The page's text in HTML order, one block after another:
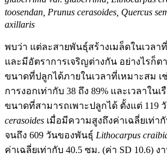
toosendan, Prunus cerasoides, Quercus
axillaris
พบว่า แต่ละสายพันธุ์สร้างเมล็ดในเวลา
และมีอัตราการเจริญต่างกัน อย่างไรก็
ขนาดที่ปลูกได้ภายในเวลาที่เหมาะสม เ
การงอกเท่ากับ 38 ถึง 89% และเวลาใน
ขนาดที่สามารถเพาะปลูกได้ ตั้งแต่ 119
cerasoides เมื่อมีความสูงถึงค่าเฉลี่ยเท่า
จนถึง 609 วันของพันธุ์ Lithocarpus
ค่าเฉลี่ยเท่ากับ 40.5 ซม. (ค่า SD 10.6)